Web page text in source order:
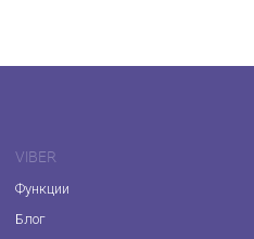
VIBER
Функции
Блог